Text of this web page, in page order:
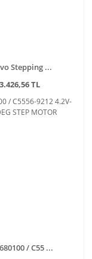
Stepping ...
3.426,56 TL
/ C55 ...